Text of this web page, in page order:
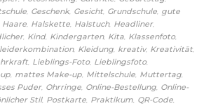
, Geschenk, Gesicht, Grundschule, gute
Haare, Halskette, Halstuch, Headliner,
, Kind, Kindergarten, Kita, Klassenfoto,
, Kleidung, kreativ, Kreativität,
, Lieblings-Foto, Lieblingsfoto,
, mattes Make-up, Mittelschule, Muttertag,
Puder, Ohrringe, Online-Bestellung, Online-
Stil, Postkarte, Praktikum, QR-Code,